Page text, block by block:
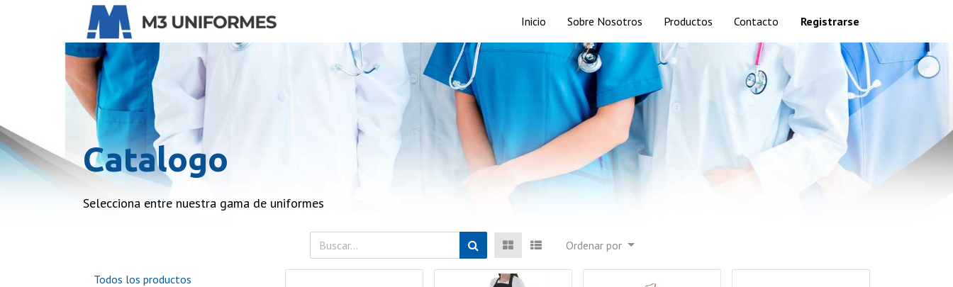
Inicio Sobre Nosotros Productos Contacto Registrarse
Catalogo
Selecciona entre nuestra gama de uniformes
Ordenar por
Todos los productos